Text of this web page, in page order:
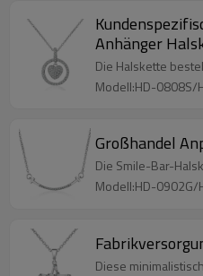
Anhänger
Die Halskette
Modell:HD-0808S/
Großhandel
Die Smile-Bar-
Modell:HD-0902G/
Diese